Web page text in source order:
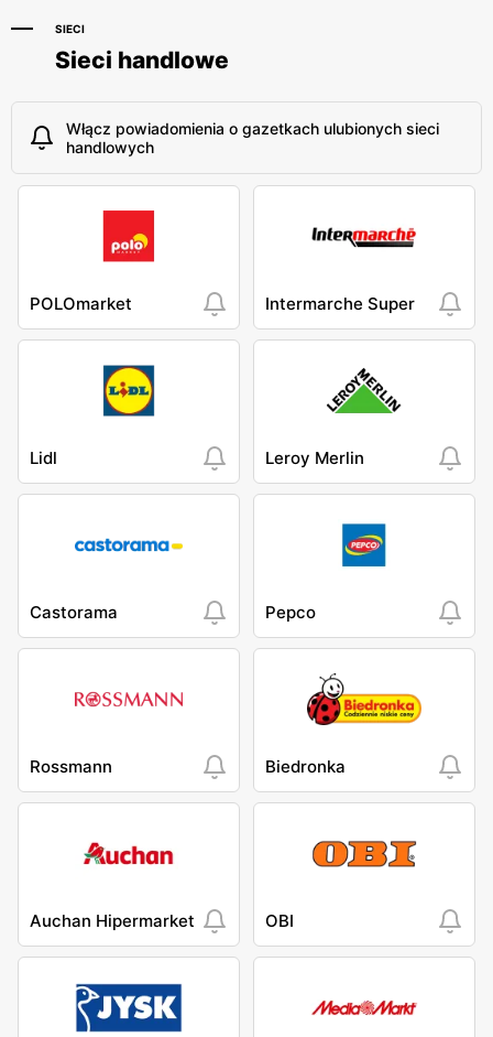
SIECI
Sieci handlowe
Włącz powiadomienia o gazetkach ulubionych sieci
handlowych
POLOmarket Intermarche Super
Lidl Leroy Merlin
Castorama Pepco
Rossmann Biedronka
Auchan Hipermarket OBI